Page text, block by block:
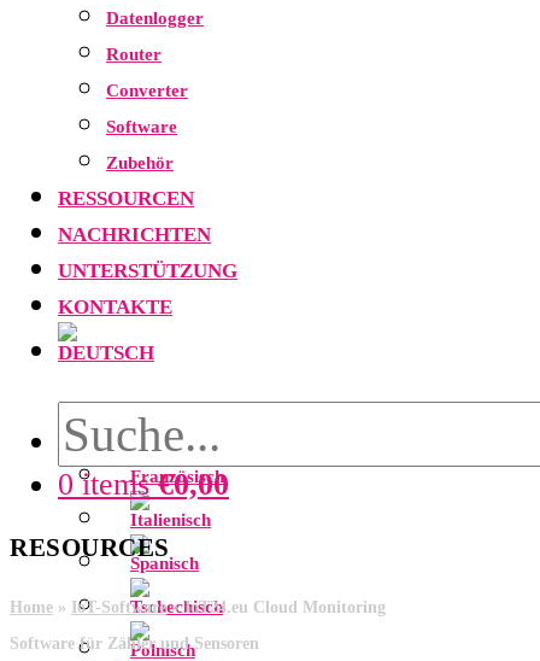
Datenlogger
Router
Converter
Software
Zubehör
RESSOURCEN
NACHRICHTEN
UNTERSTÜTZUNG
KONTAKTE
0 items€0,00
RESOURCES
Home » IoT-Software»IoT24.eu Cloud Monitoring
Software für Zähler und Sensoren